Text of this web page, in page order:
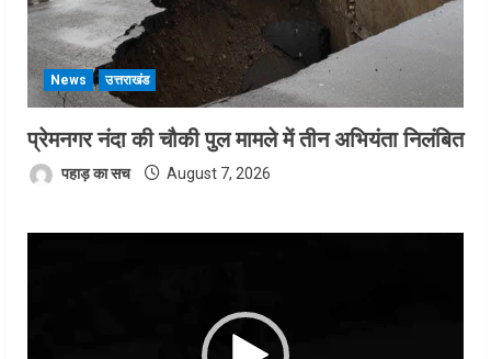
News उत्तराखंड
प्रेमनगर नंदा की चौकी पुल मामले में तीन अभियंता निलंबित
पहाड़ का सच August 7, 2026